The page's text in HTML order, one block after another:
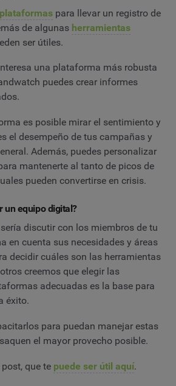
para llevar un registro de
de algunas herramientas
ser útiles.
una plataforma más robusta
puedes crear informes
es posible mirar el sentimiento y
el desempeño de tus campañas y
Además, puedes personalizar
mantenerte al tanto de picos de
pueden convertirse en crisis.
un equipo digital?
discutir con los miembros de tu
en cuenta sus necesidades y áreas
decidir cuáles son las herramientas
creemos que elegir las
adecuadas es la base para
éxito.
para puedan manejar estas
el mayor provecho posible.
que te puede ser útil aquí.